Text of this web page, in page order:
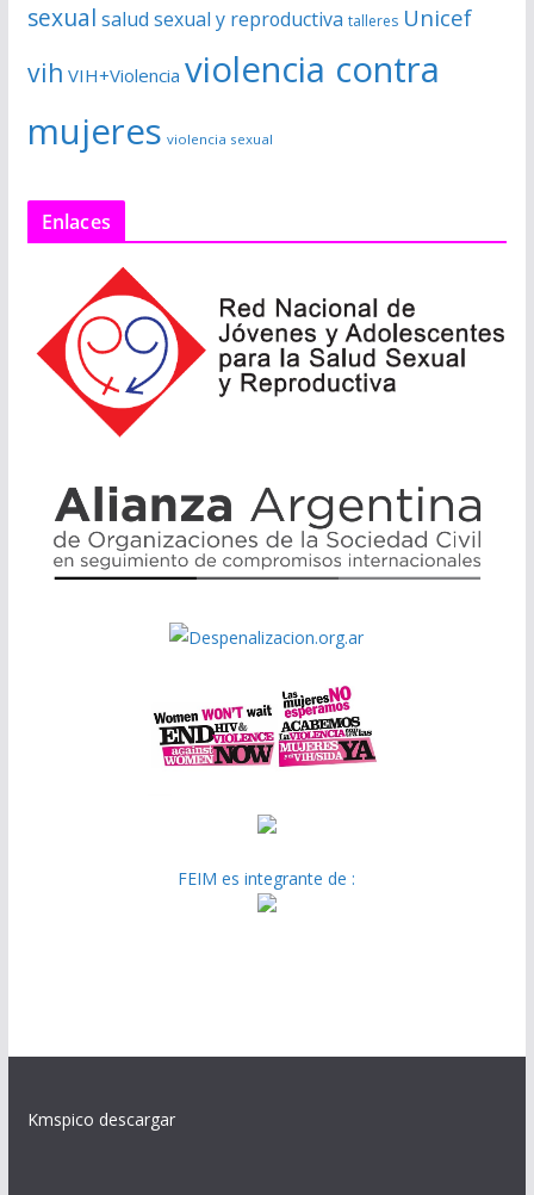
sexual salud sexual y reproductiva talleres Unicef
vih VIH+Violencia violencia contra
mujeres violencia sexual
Enlaces
FEIM es integrante de :
Kmspico descargar